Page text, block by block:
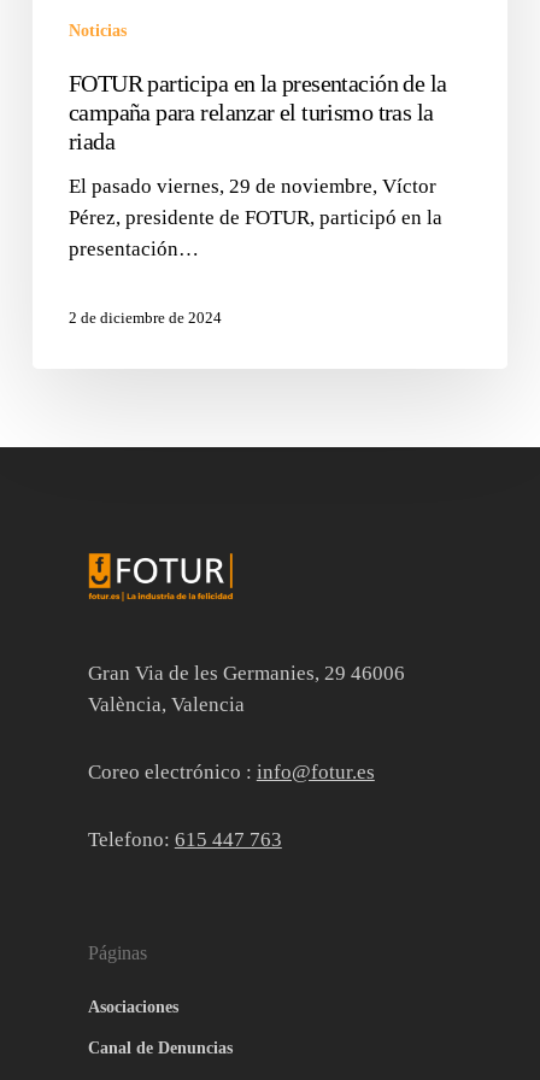
Noticias
FOTUR participa en la presentación de la
campaña para relanzar el turismo tras la
riada
El pasado viernes, 29 de noviembre, Víctor
Pérez, presidente de FOTUR, participó en la
presentación…
2 de diciembre de 2024
Gran Via de les Germanies, 29 46006
València, Valencia
Coreo electrónico : info@fotur.es
Telefono: 615 447 763
Páginas
Asociaciones
Canal de Denuncias